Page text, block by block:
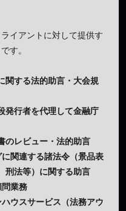
イアントに対して提供す
す。
関する法的助言・大会規
発行者を代理して金融庁
のレビュー・法的助言
関連する諸法令（景品表
刑法等）に関する助言
業務
ウスサービス（法務アウ